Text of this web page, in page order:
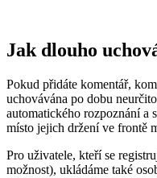
Jak dlouho
Pokud přidáte komentář,
uchovávána po dobu
automatického rozpoznání a
místo jejich držení ve frontě
Pro uživatele, kteří se
možnost), ukládáme také